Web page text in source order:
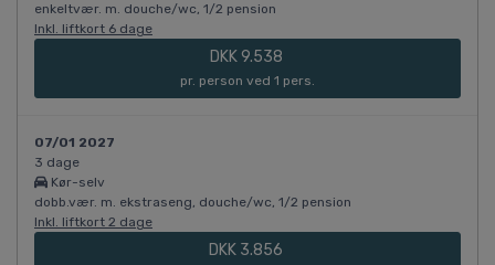
enkeltvær. m. douche/wc, 1/2 pension
Inkl. liftkort 6 dage
DKK 9.538
pr. person ved 1 pers.
07/01 2027
3 dage
Kør-selv
dobb.vær. m. ekstraseng, douche/wc, 1/2 pension
Inkl. liftkort 2 dage
DKK 3.856